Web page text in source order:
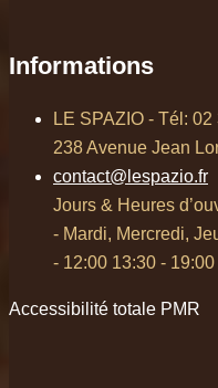
Informations
LE SPAZIO - Tél:
238 Avenue Jean
contact@lespazio.fr
Jours & Heures
- Mardi, Mercredi,
- 12:00 13:30 -
Accessibilité totale PMR